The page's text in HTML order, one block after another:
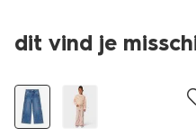
dit vind je
nieuw